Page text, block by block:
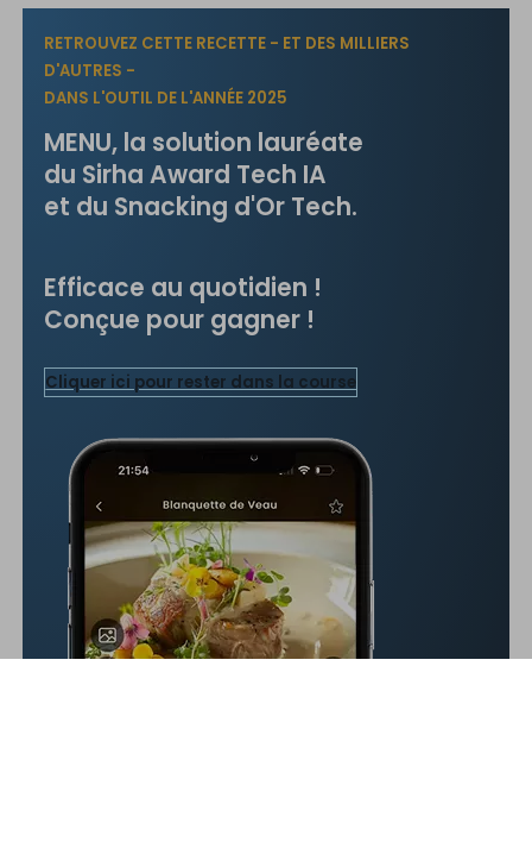
RETROUVEZ CETTE RECETTE - ET DES MILLIERS
D'AUTRES -
DANS L'OUTIL DE L'ANNÉE 2025
MENU, la solution lauréate
du Sirha Award Tech IA
et du Snacking d'Or Tech.
Efficace au quotidien !
Conçue pour gagner !
Cliquer ici pour rester dans la course